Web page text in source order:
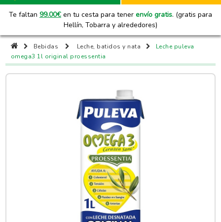
Te faltan 99.00€ en tu cesta para tener envío gratis. (gratis para
Hellín, Tobarra y alrededores)
Bebidas Leche, batidos y nata
Leche puleva
omega3 1l original proessentia